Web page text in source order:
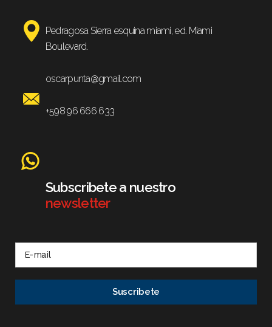
Pedragosa Sierra esquina miami, ed. Miami
Boulevard.
oscarpunta@gmail.com
+598 96 666 633
Subscribete a nuestro
newsletter